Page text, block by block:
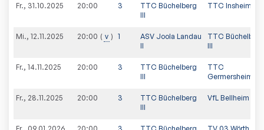
Fr., 31.10.2025 20:00 3
TTC Büchelberg
III
TTC Insheim II
Mi., 12.11.2025 20:00 v 1
ASV Joola Landau
II
TTC Büchelberg
III
Fr., 14.11.2025 20:00 3
TTC Büchelberg
III
TTC
Germersheim IV
Fr., 28.11.2025 20:00 3
TTC Büchelberg
III
VfL Bellheim III